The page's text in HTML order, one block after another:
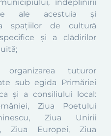
îndeplinirii
ale acestuia și
spațiilor de cultură
și a clădirilor
tuturor
sub egida Primăriei
și a consiliului local:
Ziua Poetului
Ziua Unirii
Ziua Europei, Ziua